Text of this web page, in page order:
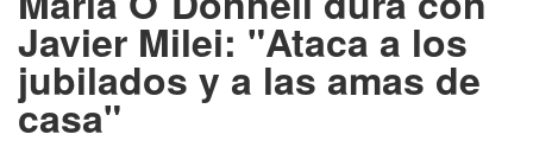
Javier Milei: "Ataca a los
jubilados y a las amas de
casa"